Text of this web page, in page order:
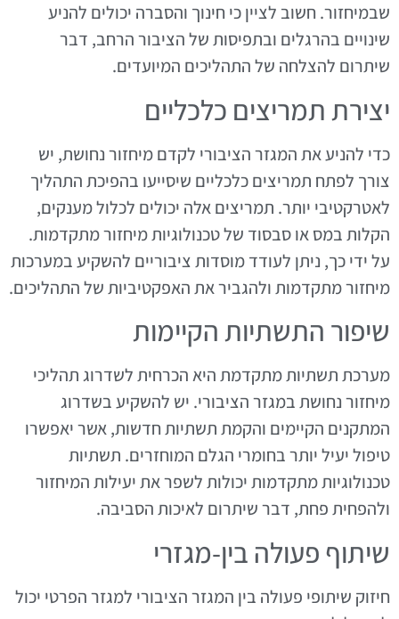
שבמיחזור. חשוב לציין כי חינוך והסברה יכולים להניע
שינויים בהרגלים ובתפיסות של הציבור הרחב, דבר
שיתרום להצלחה של התהליכים המיועדים.
יצירת תמריצים כלכליים
כדי להניע את המגזר הציבורי לקדם מיחזור נחושת, יש
צורך לפתח תמריצים כלכליים שיסייעו בהפיכת התהליך
לאטרקטיבי יותר. תמריצים אלה יכולים לכלול מענקים,
הקלות במס או סבסוד של טכנולוגיות מיחזור מתקדמות.
על ידי כך, ניתן לעודד מוסדות ציבוריים להשקיע במערכות
מיחזור מתקדמות ולהגביר את האפקטיביות של התהליכים.
שיפור התשתיות הקיימות
מערכת תשתיות מתקדמת היא הכרחית לשדרוג תהליכי
מיחזור נחושת במגזר הציבורי. יש להשקיע בשדרוג
המתקנים הקיימים והקמת תשתיות חדשות, אשר יאפשרו
טיפול יעיל יותר בחומרי הגלם המוחזרים. תשתיות
טכנולוגיות מתקדמות יכולות לשפר את יעילות המיחזור
ולהפחית פחת, דבר שיתרום לאיכות הסביבה.
שיתוף פעולה בין-מגזרי
חיזוק שיתופי פעולה בין המגזר הציבורי למגזר הפרטי יכול